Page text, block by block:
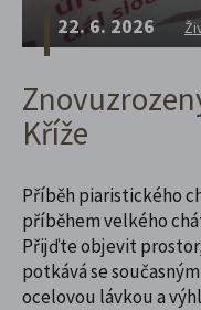
22. 6. 2026
Kříže
Příběh piaristického
příběhem velkého
Přijďte objevit
potkává se
ocelovou lávkou a